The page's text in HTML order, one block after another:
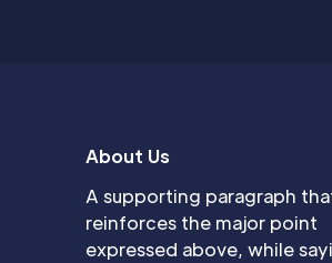
About Us
A supporting paragraph
reinforces the major point
expressed above, while